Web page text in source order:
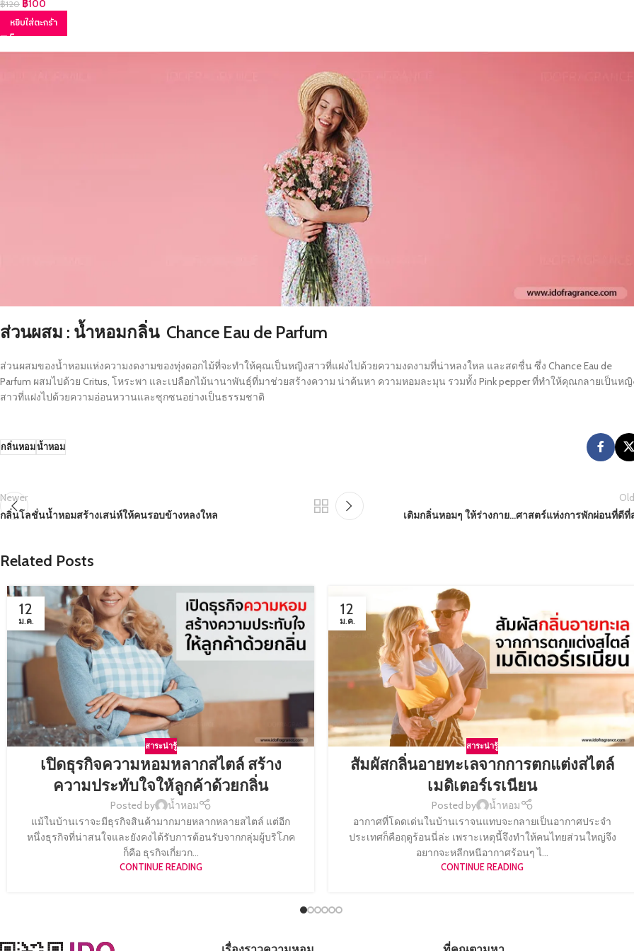
฿120 ฿100
หยิบใส่ตะกร้า
ส่วนผสม : น้ำหอมกลิ่น Chance Eau de Parfum
ส่วนผสมของน้ำหอมแห่งความงดงามของทุ่งดอกไม้ที่จะทำให้คุณเป็นหญิงสาวที่แฝงไปด้วยความงดงามที่น่าหลงใหล และสดชื่น ซึ่ง Chance Eau de
Parfum ผสมไปด้วย Critus, โหระพา และเปลือกไม้นานาพันธุ์ที่มาช่วยสร้างความ น่าค้นหา ความหอมละมุน รวมทั้ง Pink pepper ที่ทำให้คุณกลายเป็นหญิ
สาวที่แฝงไปด้วยความอ่อนหวานและซุกซนอย่างเป็นธรรมชาติ
กลิ่นหอมน้ำหอม
Newer
กลิ่นโลชั่นน้ำหอมสร้างเสน่ห์ให้คนรอบข้างหลงใหล
เติมกลิ่นหอมๆ ให้ร่างกาย…ศาสตร์แห่งการพักผ่อนที่ดีที่
Related Posts
12
ม.ค.
สาระน่ารู้
เปิดธุรกิจความหอมหลากสไตล์ สร้าง
ความประทับใจให้ลูกค้าด้วยกลิ่น
Posted by
น้ำหอม
แม้ในบ้านเราจะมีธุรกิจสินค้ามากมายหลากหลายสไตล์ แต่อีก
หนึ่งธุรกิจที่น่าสนใจและยังคงได้รับการต้อนรับจากกลุ่มผู้บริโภค
ก็คือ ธุรกิจเกี่ยวก...
CONTINUE READING
12
ม.ค.
สาระน่ารู้
สัมผัสกลิ่นอายทะเลจากการตกแต่งสไตล์
เมดิเตอร์เรเนียน
Posted by
น้ำหอม
อากาศที่โดดเด่นในบ้านเราจนแทบจะกลายเป็นอากาศประจำ
ประเทศก็คือฤดูร้อนนี่ล่ะ เพราะเหตุนี้จึงทำให้คนไทยส่วนใหญ่จึง
อยากจะหลีกหนีอากาศร้อนๆ ไ...
CONTINUE READING